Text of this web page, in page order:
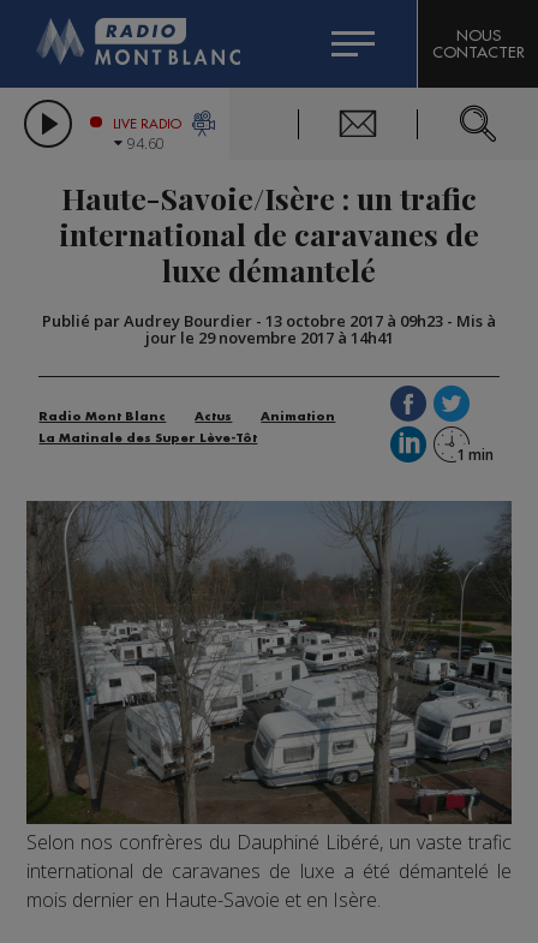
LES CHRONIQUES DE L'EXPERT
CITIZEN MACHINERY
GRAND MASSIF DOMAINES SKIABLES
BIGARD
COMPAGNIE DU MONT-BLANC
NOUS
CONTACTER
LIVE RADIO
94.60
Haute-Savoie/Isère : un trafic
international de caravanes de
luxe démantelé
Publié par Audrey Bourdier - 13 octobre 2017 à 09h23 - Mis à
jour le 29 novembre 2017 à 14h41
Radio Mont Blanc Actus
Animation
La Matinale des Super Lève-Tôt
Selon nos confrères du Dauphiné Libéré, un vaste trafic
international de caravanes de luxe a été démantelé le
mois dernier en Haute-Savoie et en Isère.